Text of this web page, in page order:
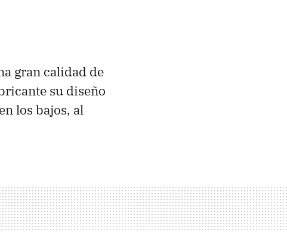
gran calidad de
su diseño
los bajos, al